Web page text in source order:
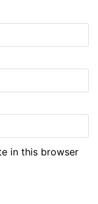
in this browser